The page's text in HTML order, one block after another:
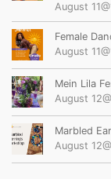
August
Female
August
Mein Lila
August
Marbled
August